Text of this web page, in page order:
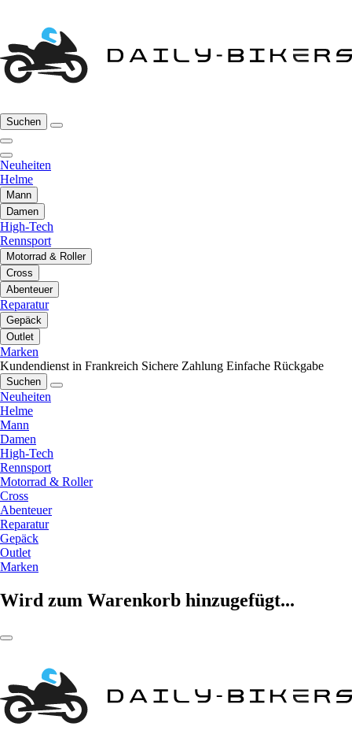
Suchen
Neuheiten
Helme
Mann
Damen
High-Tech
Rennsport
Motorrad & Roller
Cross
Abenteuer
Reparatur
Gepäck
Outlet
Marken
Kundendienst in Frankreich Sichere Zahlung Einfache Rückgabe
Suchen
Neuheiten
Helme
Mann
Damen
High-Tech
Rennsport
Motorrad & Roller
Cross
Abenteuer
Reparatur
Gepäck
Outlet
Marken
Wird zum Warenkorb hinzugefügt...